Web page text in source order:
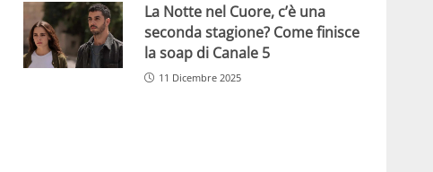
La Notte nel Cuore, c’è una
seconda stagione? Come finisce
la soap di Canale 5
11 Dicembre 2025